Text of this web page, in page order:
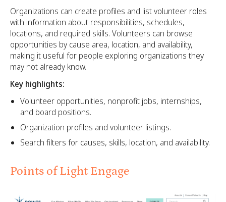
Organizations can create profiles and list volunteer roles
with information about responsibilities, schedules,
locations, and required skills. Volunteers can browse
opportunities by cause area, location, and availability,
making it useful for people exploring organizations they
may not already know.
Key highlights:
Volunteer opportunities, nonprofit jobs, internships,
and board positions.
Organization profiles and volunteer listings.
Search filters for causes, skills, location, and availability.
Points of Light Engage